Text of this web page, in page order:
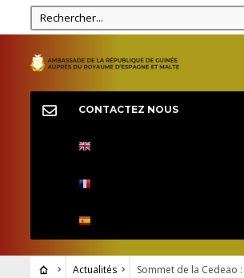
CONTACTEZ NOUS
Actualités
Sommet de la Cedeao